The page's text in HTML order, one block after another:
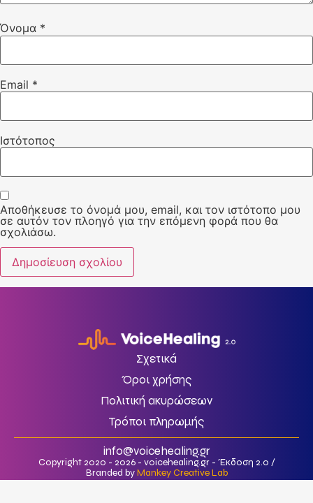
Όνομα *
Email *
Ιστότοπος
Αποθήκευσε το όνομά μου, email, και τον ιστότοπο μου
σε αυτόν τον πλοηγό για την επόμενη φορά που θα
σχολιάσω.
Σχετικά
Όροι χρήσης
Πολιτική ακυρώσεων
Τρόποι πληρωμής
info@voicehealing.gr
Copyright 2020 - 2026 - voicehealing.gr - Έκδοση 2.0 /
Branded byMankey Creative Lab